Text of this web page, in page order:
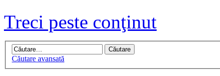
Treci peste conţinut
Căutare avansată